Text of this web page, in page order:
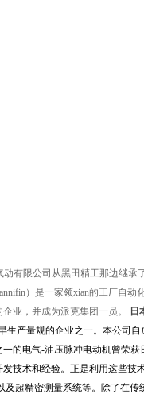
动有限公司从黑田精工那边继
）是一家领xian的工厂自
业，并成为派克集团一员。
日
生产量规的企业之一。本公
的电气-油压脉冲电动机曾荣
技术和经验。正是利用这些
超精密测量系统等。除了在